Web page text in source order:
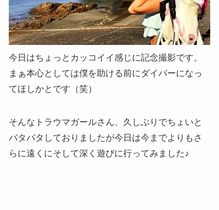
今日はちょっとカッコイイ感じに記念撮影です。
まぁ本心としては僕を助ける前にダイバーになっ
てほしかとです（笑）
そんなトラウマガールさん、久しぶりでちょいと
バタバタしておりましたが今日は今までよりもさ
らに遠くにそして深く遊びに行ってみました♪